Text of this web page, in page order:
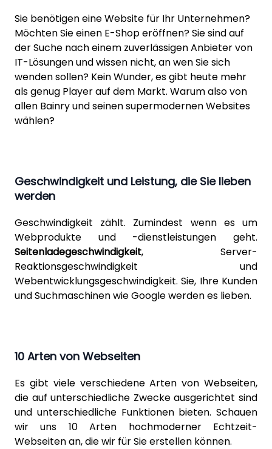
Sie benötigen eine Website für Ihr Unternehmen?
Möchten Sie einen E-Shop eröffnen? Sie sind auf
der Suche nach einem zuverlässigen Anbieter von
IT-Lösungen und wissen nicht, an wen Sie sich
wenden sollen? Kein Wunder, es gibt heute mehr
als genug Player auf dem Markt. Warum also von
allen Bainry und seinen supermodernen Websites
wählen?
Geschwindigkeit und Leistung, die Sie lieben
werden
Geschwindigkeit zählt. Zumindest wenn es um
Webprodukte und -dienstleistungen geht.
Seitenladegeschwindigkeit, Server-
Reaktionsgeschwindigkeit und
Webentwicklungsgeschwindigkeit. Sie, Ihre Kunden
und Suchmaschinen wie Google werden es lieben.
10 Arten von Webseiten
Es gibt viele verschiedene Arten von Webseiten,
die auf unterschiedliche Zwecke ausgerichtet sind
und unterschiedliche Funktionen bieten. Schauen
wir uns 10 Arten hochmoderner Echtzeit-
Webseiten an, die wir für Sie erstellen können.